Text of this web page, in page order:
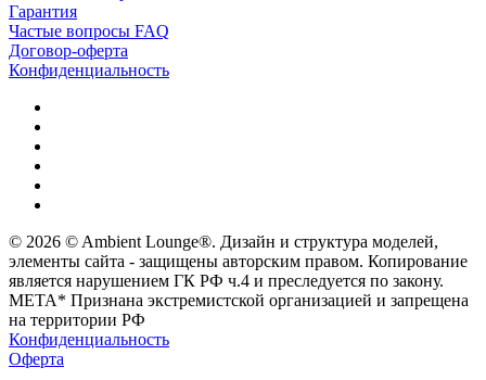
Гарантия
Частые вопросы FAQ
Договор-оферта
Конфиденциальность
© 2026 © Ambient Lounge®. Дизайн и структура моделей,
элементы сайта - защищены авторским правом. Копирование
является нарушением ГК РФ ч.4 и преследуется по закону.
МЕТА* Признана экстремистской организацией и запрещена
на территории РФ
Конфиденциальность
Оферта